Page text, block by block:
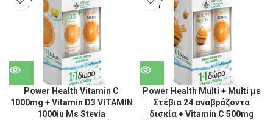
OUT
Power Health Vitamin C
1000mg + Vitamin D3 VITAMIN
1000iu Με Stevia
OUT
Power Health Multi + Multi με
Στέβια 24 αναβράζοντα
δισκία + Vitamin C 500mg